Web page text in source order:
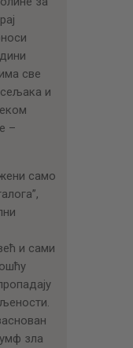
све
и
–
само
и сами
зла